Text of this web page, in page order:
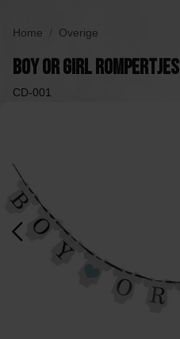
Home Overige
Boy or Girl
CD-001